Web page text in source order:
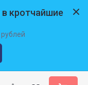
кротчайшие